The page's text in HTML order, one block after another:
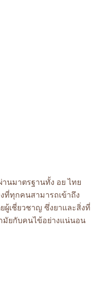
านมาตรฐานทั้ง อย ไทย
ที่ทุกคนสามารถเข้าถึง
เชี่ยวชาญ ซึ่งยาและสิ่งที่
มัยกับคนไข้อย่างแน่นอน